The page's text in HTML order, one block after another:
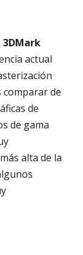
3DMark
actual
comparar de
de
de gama
alta de la